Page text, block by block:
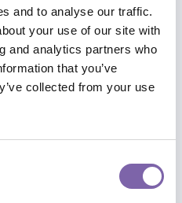
and to analyse our traffic.
your use of our site with
and analytics partners who
that you’ve
collected from your use
te percorsi e
corsi per meglio
formazione
più ti stanno a
e scenari.